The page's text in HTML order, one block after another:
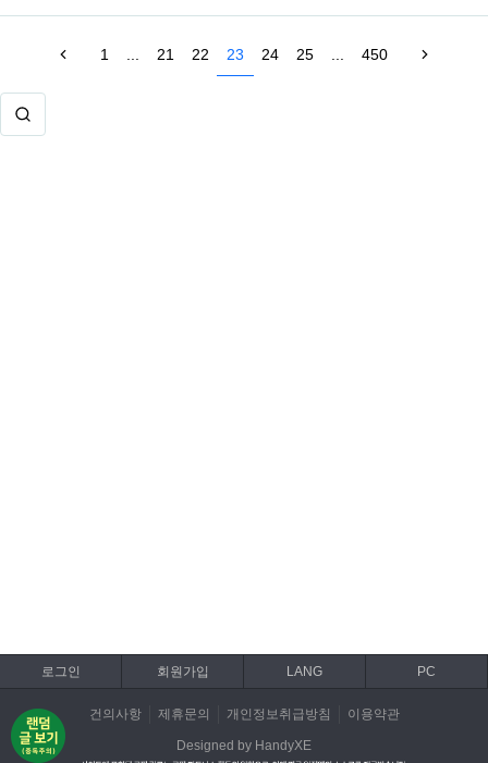
1 ... 21 22 23 24 25 ... 450
로그인 회원가입 LANG PC
건의사항 제휴문의 개인정보취급방침 이용약관
Designed by HandyXE